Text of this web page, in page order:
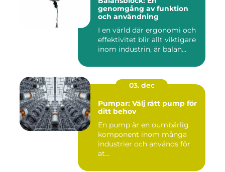
genomgång av funktion
och användning
I en värld där ergonomi och
effektivitet blir allt viktigare
inom industrin, är balan...
03. dec
Pumpar: Välj rätt pump för
ditt behov
En pump är en oumbärlig
komponent inom många
industrier och används för
at...